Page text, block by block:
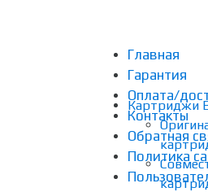
Главная
Гарантия
Оплата/
Контакты
Обратная
Политика
Картриджи